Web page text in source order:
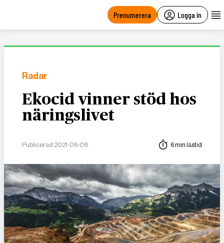
Prenumerera Logga in
Radar
Ekocid vinner stöd hos
näringslivet
Publicerad 2021-06-08 6 min lästid